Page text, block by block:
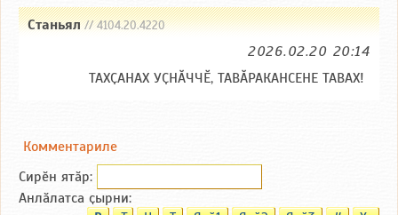
Станьял// 4104.20.4220
2026.02.20 20:14
ТАХҪАНАХ УҪНӐЧЧӖ, ТАВӐРАКАНСЕНЕ ТАВАХ!
Комментариле
Сирӗн ятӑp:
Анлӑлатса ҫырни: